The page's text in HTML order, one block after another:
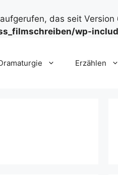
das seit Version
wp-
Erzählen